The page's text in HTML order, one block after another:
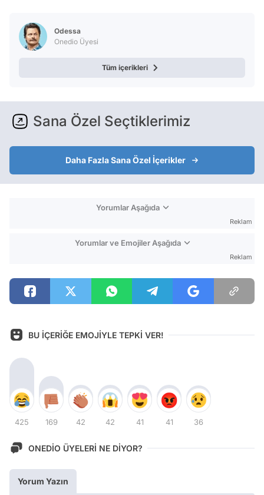
Odessa
Onedio Üyesi
Tüm içerikleri
Sana Özel Seçtiklerimiz
Daha Fazla Sana Özel İçerikler
Yorumlar Aşağıda
Reklam
Yorumlar ve Emojiler Aşağıda
Reklam
BU İÇERİĞE EMOJİYLE TEPKİ VER!
425 169 42 42 41 41 36
ONEDİO ÜYELERİ NE DİYOR?
Yorum Yazın